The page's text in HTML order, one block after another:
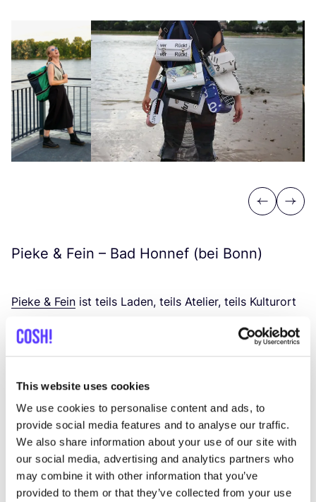
This website uses cookies
We use cookies to personalise content and ads, to
provide social media features and to analyse our traffic.
We also share information about your use of our site with
our social media, advertising and analytics partners who
may combine it with other information that you’ve
provided to them or that they’ve collected from your use
Previous
Next
Pieke & Fein – Bad Honnef (bei Bonn)
Pie­ke & Fein ist teils Laden, teils Ate­lier, teils Kul­tur­ort
lei­tet mit Exper­ti­se und bringt dabei ihre Erfah­rung im
Büh­nen- und Kos­tüm­de­sign sowie im Upcy­cling ein.
Das Sor­ti­ment umfasst far­ben­fro­he Taschen des
alten Wer­be­ban­nern gefer­tigt) sowie Mar­ken, die mit
wie­der­ver­wer­te­ten Segeln, Zero-Was­te-Strick­wa­ren
und lokal her­ge­stell­ten Decken arbei­ten. Chris­ti­na
ver­an­stal­tet Work­shops zum Tex­til-Upcy­cling und zur
Kunst sowie Lesun­gen und Kon­zer­te. Mit einem